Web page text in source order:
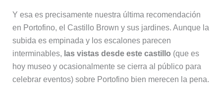
Y esa es precisamente nuestra última recomendación
en Portofino, el Castillo Brown y sus jardines. Aunque la
subida es empinada y los escalones parecen
interminables, las vistas desde este castillo (que es
hoy museo y ocasionalmente se cierra al público para
celebrar eventos) sobre Portofino bien merecen la pena.